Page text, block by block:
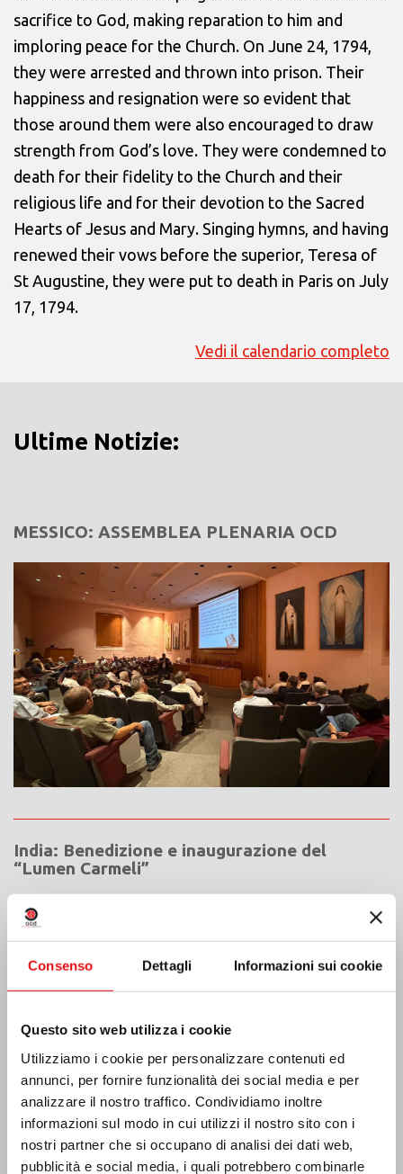
Consenso Dettagli Informazioni sui cookie
Questo sito web utilizza i cookie
Utilizziamo i cookie per personalizzare contenuti ed
annunci, per fornire funzionalità dei social media e per
analizzare il nostro traffico. Condividiamo inoltre
informazioni sul modo in cui utilizzi il nostro sito con i
nostri partner che si occupano di analisi dei dati web,
pubblicità e social media, i quali potrebbero combinarle
sacrifice to God, making reparation to him and
imploring peace for the Church. On June 24, 1794,
they were arrested and thrown into prison. Their
happiness and resignation were so evident that
those around them were also encouraged to draw
strength from God’s love. They were condemned to
death for their fidelity to the Church and their
religious life and for their devotion to the Sacred
Hearts of Jesus and Mary. Singing hymns, and having
renewed their vows before the superior, Teresa of
St Augustine, they were put to death in Paris on July
17, 1794.
Vedi il calendario completo
Ultime Notizie:
MESSICO: ASSEMBLEA PLENARIA OCD
India: Benedizione e inaugurazione del
“Lumen Carmeli”